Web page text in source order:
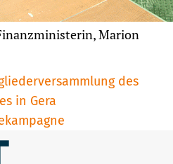
Marion
des
in Gera